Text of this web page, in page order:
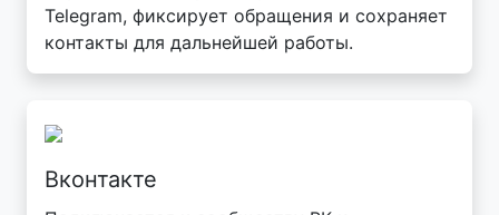
Telegram, фиксирует обращения и сохраняет
контакты для дальнейшей работы.
Вконтакте